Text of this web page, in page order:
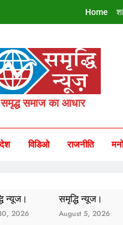
Home
समृद्ध समाज का आधार
विडिओ राजनीति
समृद्धि न्यूज।
August 5, 2026